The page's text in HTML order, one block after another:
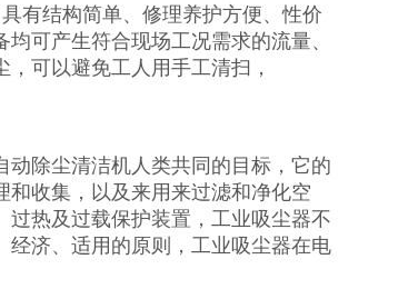
有结构简单、修理养护方便、性价
可产生符合现场工况需求的流量、
可以避免工人用手工清扫，
除尘清洁机人类共同的目标，它的
收集，以及来用来过滤和净化空
热及过载保护装置，工业吸尘器不
济、适用的原则，工业吸尘器在电